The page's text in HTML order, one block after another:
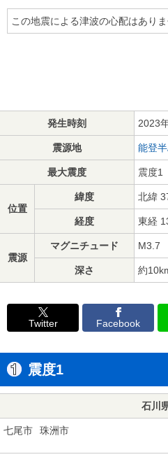
この地震による津波の心配はありま
発生時刻 2023
震源地 能登
最大震度 震度1
位置
緯度 北緯
経度 東経
震源
マグニチュード M3.7
深さ 約
Twitter Facebook
震度1
石川
七尾市 珠洲市